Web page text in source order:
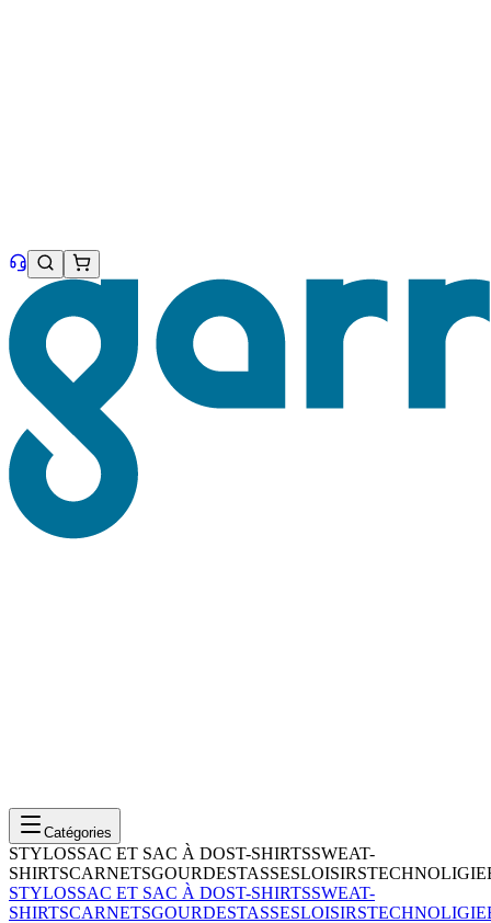
Catégories
STYLOSSAC ET SAC À DOST-SHIRTSSWEAT-
SHIRTSCARNETSGOURDESTASSESLOISIRSTECHNOLIGIE
STYLOSSAC ET SAC À DOST-SHIRTSSWEAT-
SHIRTSCARNETSGOURDESTASSESLOISIRSTECHNOLIGIE